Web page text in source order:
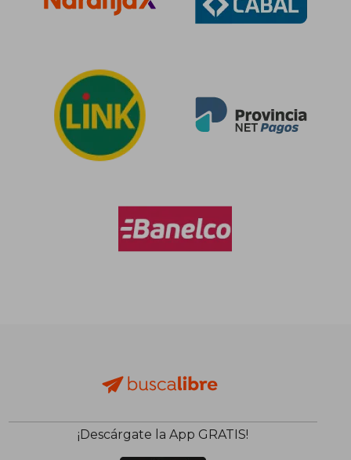
¡Descárgate la App GRATIS!